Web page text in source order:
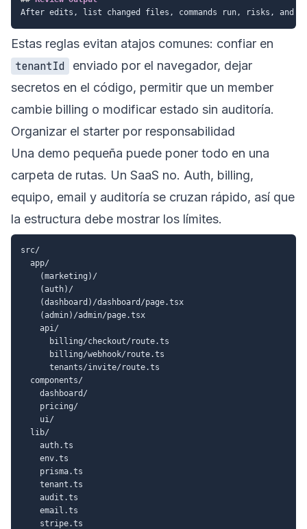
Estas reglas evitan atajos comunes: confiar en
tenantId
enviado por el navegador, dejar
secretos en el código, permitir que un member
cambie billing o modificar estado sin auditoría.
Organizar el starter por responsabilidad
Una demo pequeña puede poner todo en una
carpeta de rutas. Un SaaS no. Auth, billing,
equipo, email y auditoría se cruzan rápido, así que
la estructura debe mostrar los límites.
src/
  app/
    (marketing)/
    (auth)/
    (dashboard)/dashboard/page.tsx
    (admin)/admin/page.tsx
    api/
      billing/checkout/route.ts
      billing/webhook/route.ts
      tenants/invite/route.ts
  components/
    dashboard/
    pricing/
    ui/
  lib/
    auth.ts
    env.ts
    prisma.ts
    tenant.ts
    audit.ts
    email.ts
    stripe.ts